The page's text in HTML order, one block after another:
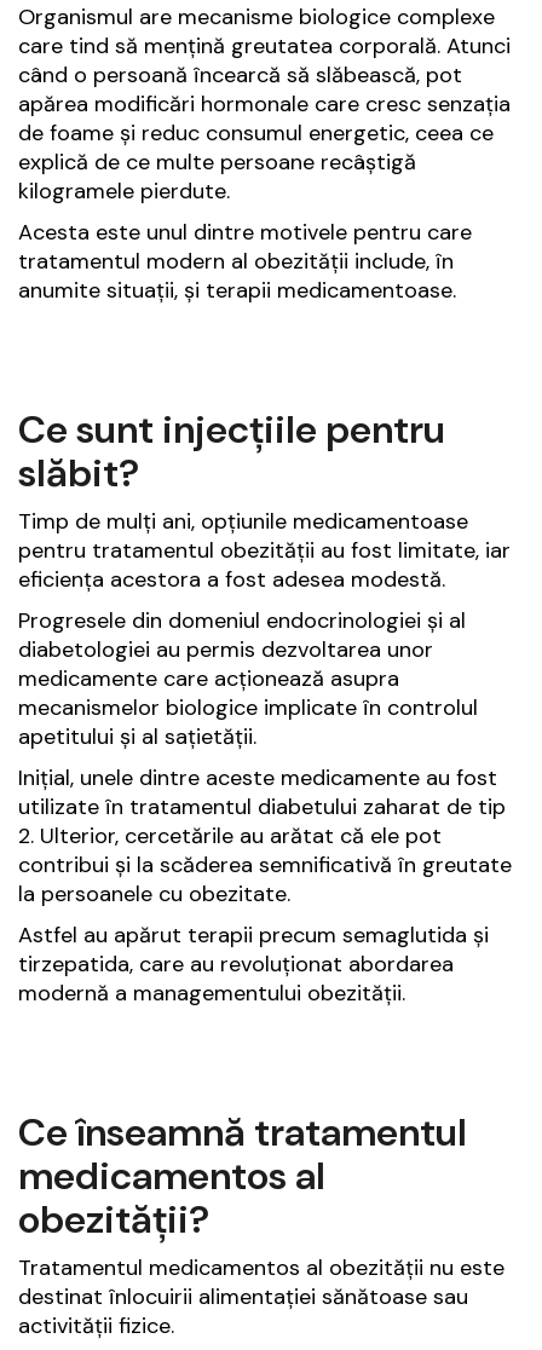
Organismul are mecanisme biologice complexe
care tind să mențină greutatea corporală. Atunci
când o persoană încearcă să slăbească, pot
apărea modificări hormonale care cresc senzația
de foame și reduc consumul energetic, ceea ce
explică de ce multe persoane recâștigă
kilogramele pierdute.
Acesta este unul dintre motivele pentru care
tratamentul modern al obezității include, în
anumite situații, și terapii medicamentoase.
Ce sunt injecțiile pentru
slăbit?
Timp de mulți ani, opțiunile medicamentoase
pentru tratamentul obezității au fost limitate, iar
eficiența acestora a fost adesea modestă.
Progresele din domeniul endocrinologiei și al
diabetologiei au permis dezvoltarea unor
medicamente care acționează asupra
mecanismelor biologice implicate în controlul
apetitului și al sațietății.
Inițial, unele dintre aceste medicamente au fost
utilizate în tratamentul diabetului zaharat de tip
2. Ulterior, cercetările au arătat că ele pot
contribui și la scăderea semnificativă în greutate
la persoanele cu obezitate.
Astfel au apărut terapii precum semaglutida și
tirzepatida, care au revoluționat abordarea
modernă a managementului obezității.
Ce înseamnă tratamentul
medicamentos al
obezității?
Tratamentul medicamentos al obezității nu este
destinat înlocuirii alimentației sănătoase sau
activității fizice.